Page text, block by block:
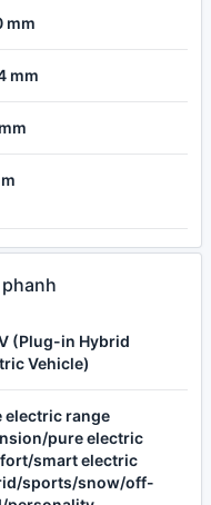
mm
mm
(Plug-in Hybrid
Vehicle)
electric range
pure electric
smart electric
sports/snow/off-